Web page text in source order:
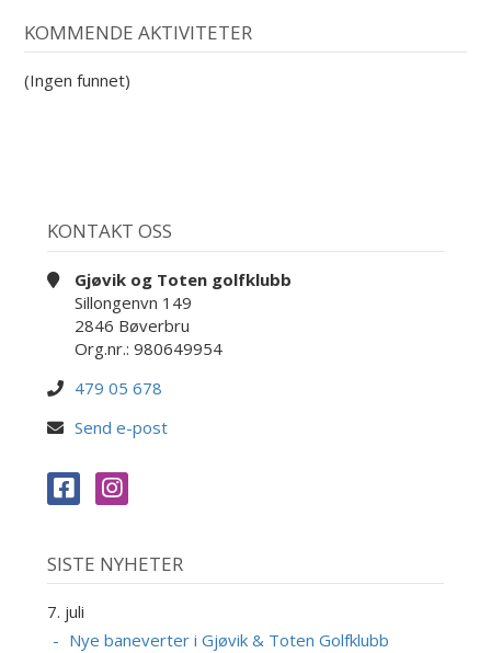
KOMMENDE AKTIVITETER
(Ingen funnet)
KONTAKT OSS
Gjøvik og Toten golfklubb
Sillongenvn 149
2846 Bøverbru
Org.nr.: 980649954
479 05 678
Send e-post
SISTE NYHETER
7. juli
Nye baneverter i Gjøvik & Toten Golfklubb